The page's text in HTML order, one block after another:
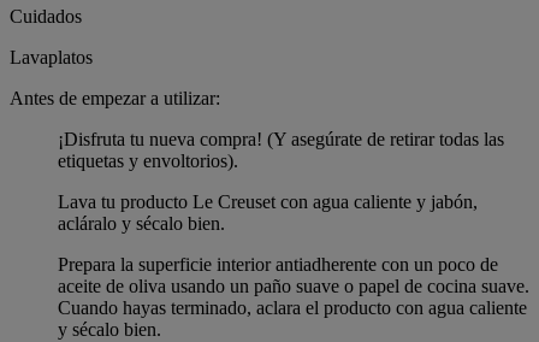
Cuidados
Lavaplatos
Antes de empezar a utilizar:
¡Disfruta tu nueva compra! (Y asegúrate de retirar todas las
etiquetas y envoltorios).
Lava tu producto Le Creuset con agua caliente y jabón,
acláralo y sécalo bien.
Prepara la superficie interior antiadherente con un poco de
aceite de oliva usando un paño suave o papel de cocina suave.
Cuando hayas terminado, aclara el producto con agua caliente
y sécalo bien.